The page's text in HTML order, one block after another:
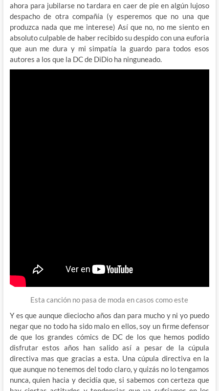
ahora para jubilarse no tardara en caer de pie en algún lujoso
despacho de otra compañía (y esperemos que no una que
produzca nada que me interese) Así que no, no me siento en
absoluto culpable de haber recibido su despido con una euforia
que aun me dura y mi simpatía la guardo para todos esos
autores a los que la DC de DiDio ha ninguneado.
Esta canción no pasa de moda en casos como este
Y es que aunque dieciocho años dan para mucho y ni yo puedo
negar que no todo ha sido malo en ellos, soy un firme defensor
de que los grandes cómics de DC de los que hemos podido
disfrutar estos años han salido así a pesar de la cúpula
directiva mas que gracias a esta. Una cúpula directiva en la
que aunque no tenemos del todo claro, y quizás no lo tengamos
nunca, quien hacia y decidía que, si sabemos con certeza que